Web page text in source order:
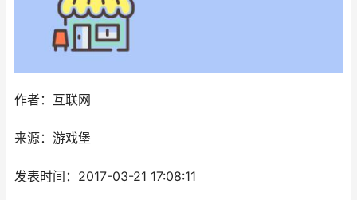
作者：互联网
来源：游戏堡
发表时间：2017-03-21 17:08:11